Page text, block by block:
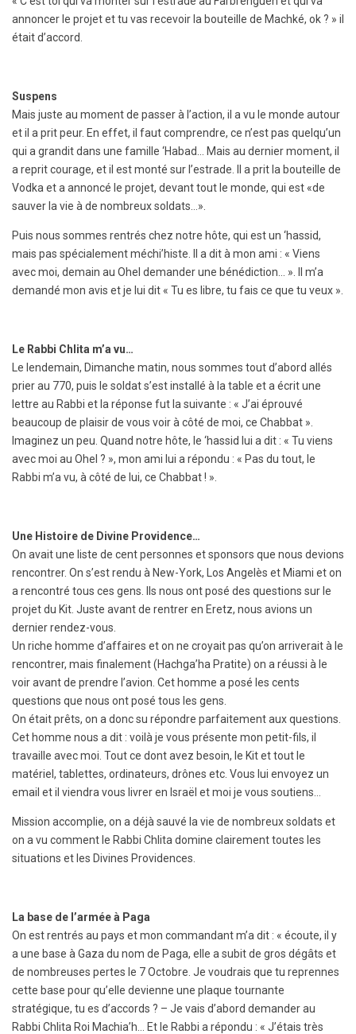
annoncer le projet et tu vas recevoir la bouteille de Machké, ok ? » il
était d’accord.
Suspens
Mais juste au moment de passer à l’action, il a vu le monde autour
et il a prit peur. En effet, il faut comprendre, ce n’est pas quelqu’un
qui a grandit dans une famille ‘Habad… Mais au dernier moment, il
a reprit courage, et il est monté sur l’estrade. Il a prit la bouteille de
Vodka et a annoncé le projet, devant tout le monde, qui est «de
sauver la vie à de nombreux soldats…».
Puis nous sommes rentrés chez notre hôte, qui est un ‘hassid,
mais pas spécialement méchi’histe. Il a dit à mon ami : « Viens
avec moi, demain au Ohel demander une bénédiction… ». Il m’a
demandé mon avis et je lui dit « Tu es libre, tu fais ce que tu veux ».
Le Rabbi Chlita m’a vu…
Le lendemain, Dimanche matin, nous sommes tout d’abord allés
prier au 770, puis le soldat s’est installé à la table et a écrit une
lettre au Rabbi et la réponse fut la suivante : « J’ai éprouvé
beaucoup de plaisir de vous voir à côté de moi, ce Chabbat ».
Imaginez un peu. Quand notre hôte, le ‘hassid lui a dit : « Tu viens
avec moi au Ohel ? », mon ami lui a répondu : « Pas du tout, le
Rabbi m’a vu, à côté de lui, ce Chabbat ! ».
Une Histoire de Divine Providence…
On avait une liste de cent personnes et sponsors que nous devions
rencontrer. On s’est rendu à New-York, Los Angelès et Miami et on
a rencontré tous ces gens. Ils nous ont posé des questions sur le
projet du Kit. Juste avant de rentrer en Eretz, nous avions un
dernier rendez-vous.
Un riche homme d’affaires et on ne croyait pas qu’on arriverait à le
rencontrer, mais finalement (Hachga’ha Pratite) on a réussi à le
voir avant de prendre l’avion. Cet homme a posé les cents
questions que nous ont posé tous les gens.
On était prêts, on a donc su répondre parfaitement aux questions.
Cet homme nous a dit : voilà je vous présente mon petit-fils, il
travaille avec moi. Tout ce dont avez besoin, le Kit et tout le
matériel, tablettes, ordinateurs, drônes etc. Vous lui envoyez un
email et il viendra vous livrer en Israël et moi je vous soutiens…
Mission accomplie, on a déjà sauvé la vie de nombreux soldats et
on a vu comment le Rabbi Chlita domine clairement toutes les
situations et les Divines Providences.
La base de l’armée à Paga
On est rentrés au pays et mon commandant m’a dit : « écoute, il y
a une base à Gaza du nom de Paga, elle a subit de gros dégâts et
de nombreuses pertes le 7 Octobre. Je voudrais que tu reprennes
cette base pour qu’elle devienne une plaque tournante
stratégique, tu es d’accords ? – Je vais d’abord demander au
Rabbi Chlita Roi Machia’h… Et le Rabbi a répondu : « J’étais très